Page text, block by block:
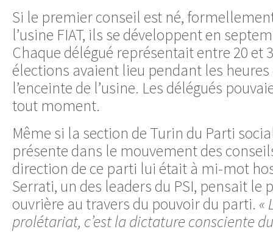
Si le premier conseil est né,
l’usine FIAT, ils se développent en
Chaque délégué représentait entre 20 et
élections avaient lieu pendant les
l’enceinte de l’usine. Les délégués
tout moment.
Même si la section de Turin du Parti
présente dans le mouvement des
direction de ce parti lui était à mi-mot
Serrati, un des leaders du PSI, pensait le
ouvrière au travers du pouvoir du parti. «
prolétariat, c’est la dictature consciente